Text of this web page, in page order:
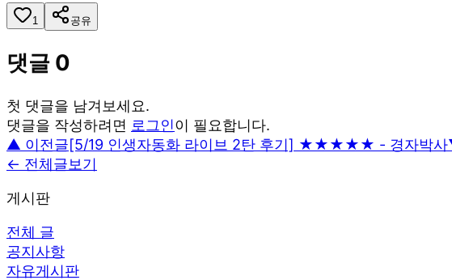
1 공유
댓글 0
첫 댓글을 남겨보세요.
댓글을 작성하려면 로그인이 필요합니다.
▲ 이전글[5/19 인생자동화 라이브 2탄 후기] ★★★★★ - 경자박사
← 전체글보기
게시판
전체 글
공지사항
자유게시판